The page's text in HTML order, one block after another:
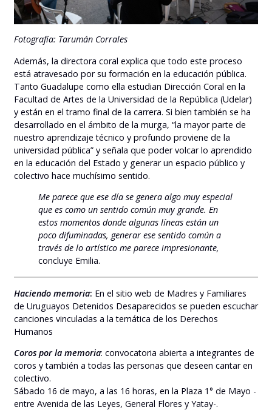
Fotografía: Tarumán Corrales
Además, la directora coral explica que todo este proceso
está atravesado por su formación en la educación pública.
Tanto Guadalupe como ella estudian Dirección Coral en la
Facultad de Artes de la Universidad de la República (Udelar)
y están en el tramo final de la carrera. Si bien también se ha
desarrollado en el ámbito de la murga, “la mayor parte de
nuestro aprendizaje técnico y profundo proviene de la
universidad pública” y señala que poder volcar lo aprendido
en la educación del Estado y generar un espacio público y
colectivo hace muchísimo sentido.
Me parece que ese día se genera algo muy especial
que es como un sentido común muy grande. En
estos momentos donde algunas líneas están un
poco difuminadas, generar ese sentido común a
través de lo artístico me parece impresionante,
concluye Emilia.
Haciendo memoria: En el sitio web de Madres y Familiares
de Uruguayos Detenidos Desaparecidos se pueden escuchar
canciones vinculadas a la temática de los Derechos
Humanos
Coros por la memoria: convocatoria abierta a integrantes de
coros y también a todas las personas que deseen cantar en
colectivo.
Sábado 16 de mayo, a las 16 horas, en la Plaza 1° de Mayo -
entre Avenida de las Leyes, General Flores y Yatay-.